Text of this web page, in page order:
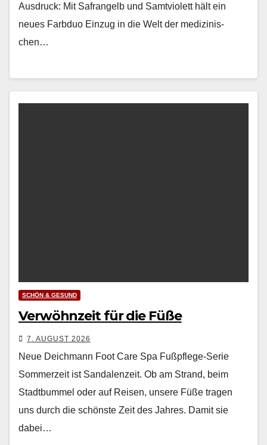
Aus­druck: Mit Safrangelb und Samtvi­o­lett hält ein
neues Farb­duo Einzug in die Welt der medi­zinis­
chen…
SCHÖN & GESUND
Verwöhnzeit für die Füße
7. AUGUST 2026
Neue Deichmann Foot Care Spa Fußpflege-Serie
Som­merzeit ist San­dalen­zeit. Ob am Strand, beim
Stadt­bum­mel oder auf Reisen, unsere Füße tra­gen
uns durch die schön­ste Zeit des Jahres. Damit sie
dabei…